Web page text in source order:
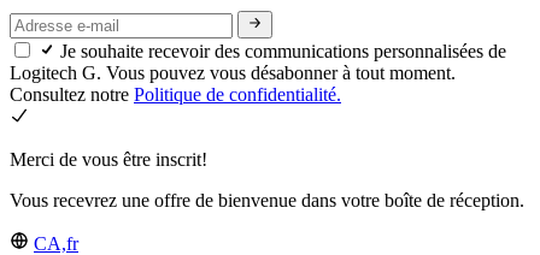
Je souhaite recevoir des communications personnalisées de
Logitech G. Vous pouvez vous désabonner à tout moment.
Consultez notre Politique de confidentialité.
Merci de vous être inscrit!
Vous recevrez une offre de bienvenue dans votre boîte de réception.
CA,fr